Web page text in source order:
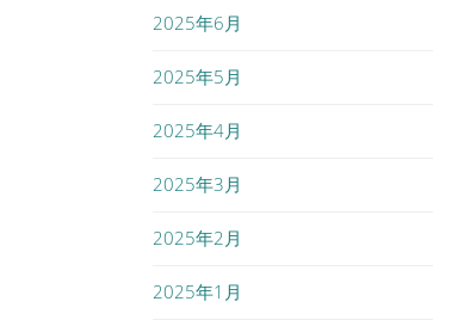
2025年6月
2025年5月
2025年4月
2025年3月
2025年2月
2025年1月